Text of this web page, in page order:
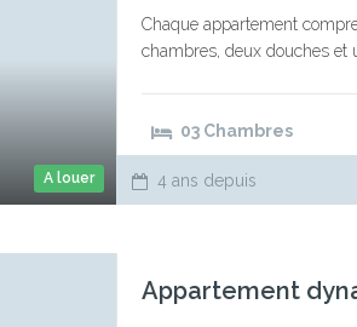
A louer
Chaque appartement
chambres, deux douches et
03 Chambres
4 ans depuis